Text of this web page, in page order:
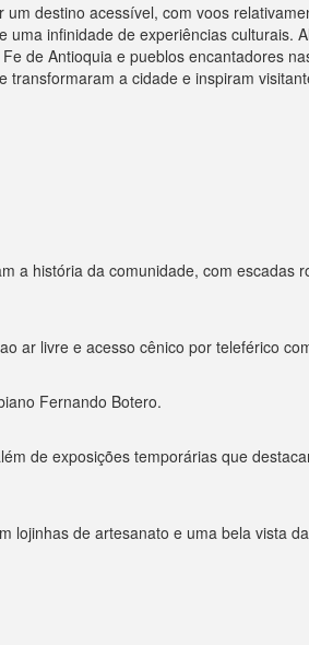
destino acessível, com voos
infinidade de experiências culturais.
de Antioquia e pueblos encantadores
transformaram a cidade e inspiram
a história da comunidade, com escadas
ar livre e acesso cênico por teleférico
Fernando Botero.
de exposições temporárias que
lojinhas de artesanato e uma bela vista